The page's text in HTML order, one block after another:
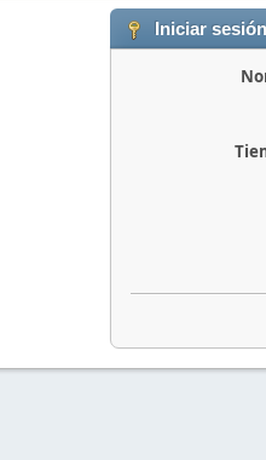
Iniciar sesión